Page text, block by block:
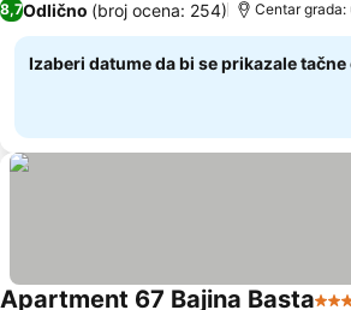
8,7Odlično (broj ocena: 254) Centar grada:
Izaberi datume da bi se prikazale tačne
Apartment 67 Bajina Basta